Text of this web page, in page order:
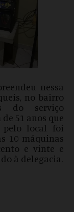
nessa
no bairro
do serviço
51 anos que
pelo local foi
10 máquinas
e vinte e
à delegacia.